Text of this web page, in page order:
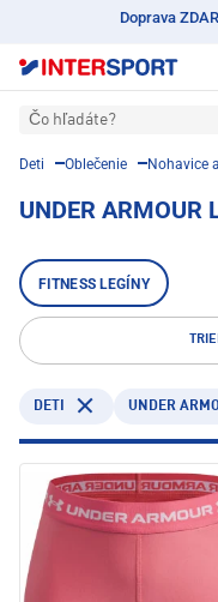
Doprava
Čo hľadáte?
Deti Oblečenie Nohavice
UNDER ARMOUR
FITNESS LEGÍNY
DETI UNDER